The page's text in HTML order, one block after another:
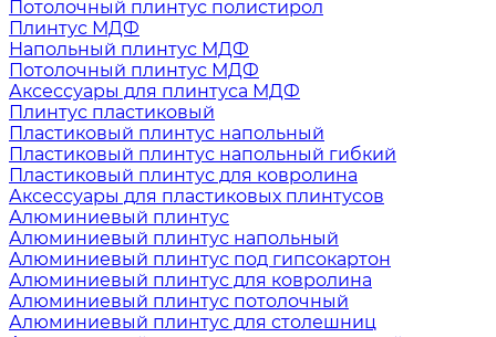
Потолочный плинтус полистирол
Плинтус МДФ
Напольный плинтус МДФ
Потолочный плинтус МДФ
Аксессуары для плинтуса МДФ
Плинтус пластиковый
Пластиковый плинтус напольный
Пластиковый плинтус напольный гибкий
Пластиковый плинтус для ковролина
Аксессуары для пластиковых плинтусов
Алюминиевый плинтус
Алюминиевый плинтус напольный
Алюминиевый плинтус под гипсокартон
Алюминиевый плинтус для ковролина
Алюминиевый плинтус потолочный
Алюминиевый плинтус для столешниц